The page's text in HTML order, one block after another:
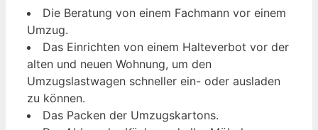
Die Beratung von einem Fachmann vor einem
Umzug.
Das Einrichten von einem Halteverbot vor der
alten und neuen Wohnung, um den
Umzugslastwagen schneller ein- oder ausladen
zu können.
Das Packen der Umzugskartons.